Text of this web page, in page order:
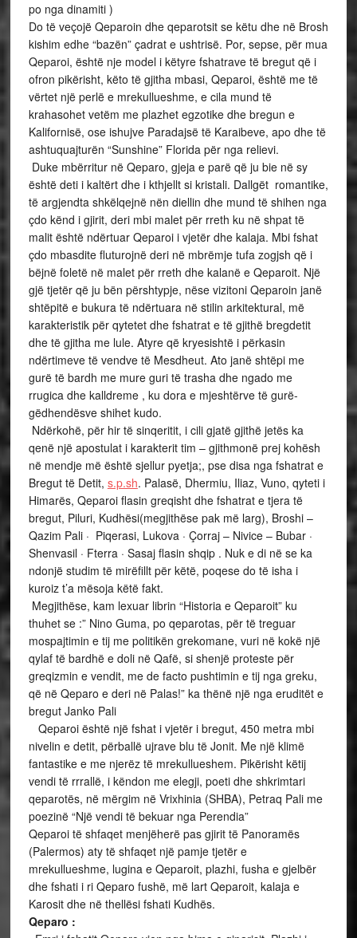
po nga dinamiti )
Do të veçojë Qeparoin dhe qeparotsit se këtu dhe në Brosh
kishim edhe “bazën” çadrat e ushtrisë. Por, sepse, për mua
Qeparoi, është nje model i këtyre fshatrave të bregut që i
ofron pikërisht, këto të gjitha mbasi, Qeparoi, është me të
vërtet një perlë e mrekullueshme, e cila mund të
krahasohet vetëm me plazhet egzotike dhe bregun e
Kalifornisë, ose ishujve Paradajsë të Karaibeve, apo dhe të
ashtuquajturën “Sunshine” Florida për nga relievi.
Duke mbërritur në Qeparo, gjeja e parë që ju bie në sy
është deti i kaltërt dhe i kthjellt si kristali. Dallgët romantike,
të argjendta shkëlqejnë nën diellin dhe mund të shihen nga
çdo kënd i gjirit, deri mbi malet për rreth ku në shpat të
malit është ndërtuar Qeparoi i vjetër dhe kalaja. Mbi fshat
çdo mbasdite fluturojnë deri në mbrëmje tufa zogjsh që i
bëjnë foletë në malet për rreth dhe kalanë e Qeparoit. Një
gjë tjetër që ju bën përshtypje, nëse vizitoni Qeparoin janë
shtëpitë e bukura të ndërtuara në stilin arkitektural, më
karakteristik për qytetet dhe fshatrat e të gjithë bregdetit
dhe të gjitha me lule. Atyre që kryesishtë i përkasin
ndërtimeve të vendve të Mesdheut. Ato janë shtëpi me
gurë të bardh me mure guri të trasha dhe ngado me
rrugica dhe kalldreme , ku dora e mjeshtërve të gurë-
gëdhendësve shihet kudo.
Ndërkohë, për hir të sinqeritit, i cili gjatë gjithë jetës ka
qenë një apostulat i karakterit tim – gjithmonë prej kohësh
në mendje më është sjellur pyetja;, pse disa nga fshatrat e
Bregut të Detit, s.p.sh. Palasë, Dhermiu, Iliaz, Vuno, qyteti i
Himarës, Qeparoi flasin greqisht dhe fshatrat e tjera të
bregut, Piluri, Kudhësi(megjithëse pak më larg), Broshi –
Qazim Pali · Piqerasi, Lukova · Çorraj – Nivice – Bubar ·
Shenvasil · Fterra · Sasaj flasin shqip . Nuk e di në se ka
ndonjë studim të mirëfillt për këtë, poqese do të isha i
kuroiz t’a mësoja këtë fakt.
Megjithëse, kam lexuar librin “Historia e Qeparoit” ku
thuhet se :” Nino Guma, po qeparotas, për të treguar
mospajtimin e tij me politikën grekomane, vuri në kokë një
qylaf të bardhë e doli në Qafë, si shenjë proteste për
greqizmin e vendit, me de facto pushtimin e tij nga greku,
që në Qeparo e deri në Palas!” ka thënë një nga eruditët e
bregut Janko Pali
Qeparoi është një fshat i vjetër i bregut, 450 metra mbi
nivelin e detit, përballë ujrave blu të Jonit. Me një klimë
fantastike e me njerëz të mrekullueshem. Pikërisht këtij
vendi të rrrallë, i këndon me elegji, poeti dhe shkrimtari
qeparotës, në mërgim në Vrixhinia (SHBA), Petraq Pali me
poezinë “Një vendi të bekuar nga Perendia”
Qeparoi të shfaqet menjëherë pas gjirit të Panoramës
(Palermos) aty të shfaqet një pamje tjetër e
mrekullueshme, lugina e Qeparoit, plazhi, fusha e gjelbër
dhe fshati i ri Qeparo fushë, më lart Qeparoit, kalaja e
Karosit dhe në thellësi fshati Kudhës.
Qeparo :